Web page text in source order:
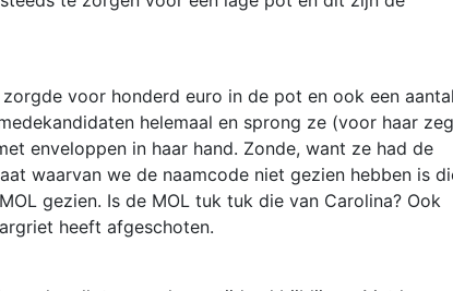
voor honderd euro in de pot en ook een
helemaal en sprong ze (voor haar
enveloppen in haar hand. Zonde, want ze had de
waarvan we de naamcode niet gezien hebben is
gezien. Is de MOL tuk tuk die van Carolina? Ook
heeft afgeschoten.